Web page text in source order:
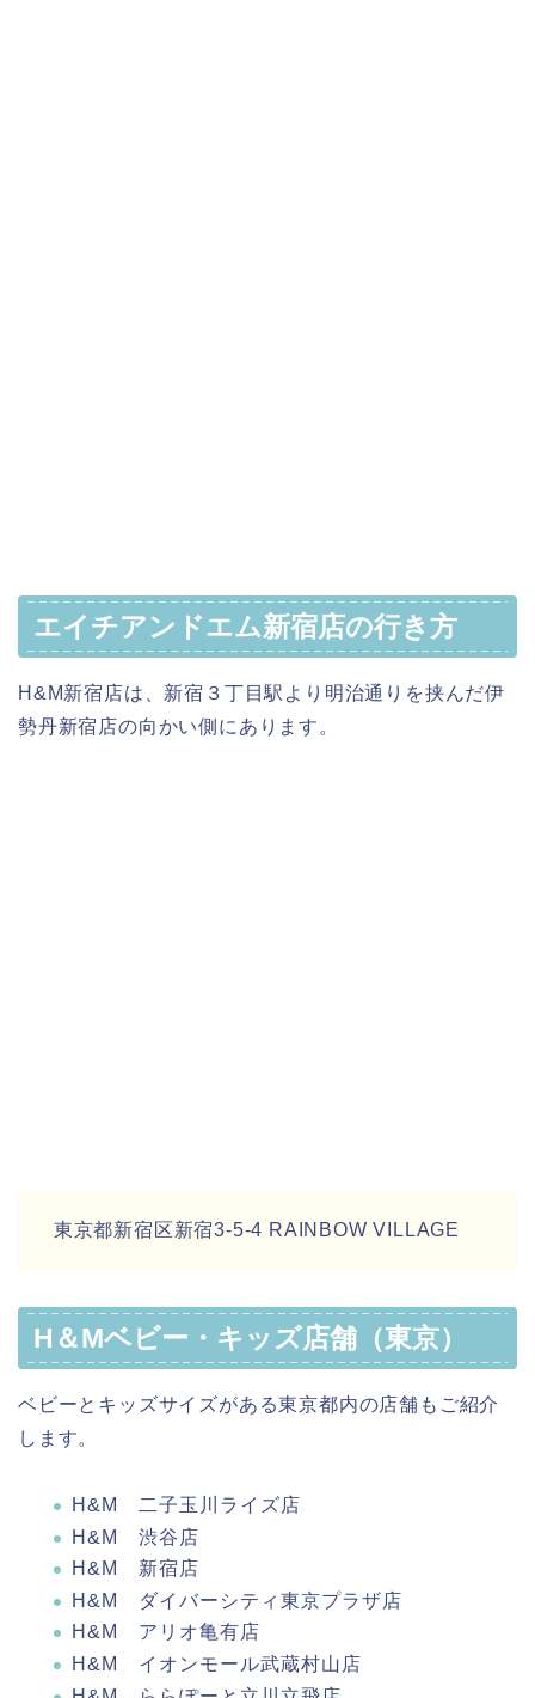
エイチアンドエム新宿店の行き方
H&M新宿店は、新宿３丁目駅より明治通りを挟んだ伊
勢丹新宿店の向かい側にあります。
東京都新宿区新宿3-5-4 RAINBOW VILLAGE
H＆Mベビー・キッズ店舗（東京）
ベビーとキッズサイズがある東京都内の店舗もご紹介
します。
H&M 二子玉川ライズ店
H&M 渋谷店
H&M 新宿店
H&M ダイバーシティ東京プラザ店
H&M アリオ亀有店
H&M イオンモール武蔵村山店